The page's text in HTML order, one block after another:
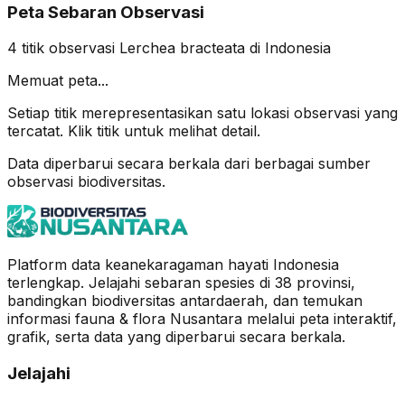
Peta Sebaran Observasi
4 titik observasi Lerchea bracteata di Indonesia
Memuat peta...
Setiap titik merepresentasikan satu lokasi observasi yang
tercatat. Klik titik untuk melihat detail.
Data diperbarui secara berkala dari berbagai sumber
observasi biodiversitas.
Platform data keanekaragaman hayati Indonesia
terlengkap. Jelajahi sebaran spesies di 38 provinsi,
bandingkan biodiversitas antardaerah, dan temukan
informasi fauna & flora Nusantara melalui peta interaktif,
grafik, serta data yang diperbarui secara berkala.
Jelajahi